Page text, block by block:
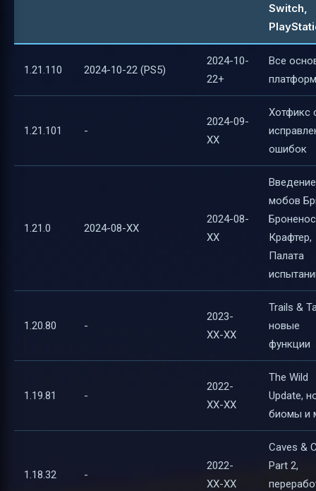
Switch,
1.21.110 2024-10-22 (PS5)
2024-10-
22+
Все
1.21.101 -
2024-09-
XX
Хотфикс
ошибок
1.21.0 2024-08-XX
2024-08-
XX
Введение
мобов
Крафтер,
Палата
1.20.80 -
2023-
XX-XX
Trails &
новые
функции
1.19.81 -
2022-
XX-XX
The Wild
Update,
биомы и
1.18.32 -
2022-
XX-XX
Caves &
Part 2,